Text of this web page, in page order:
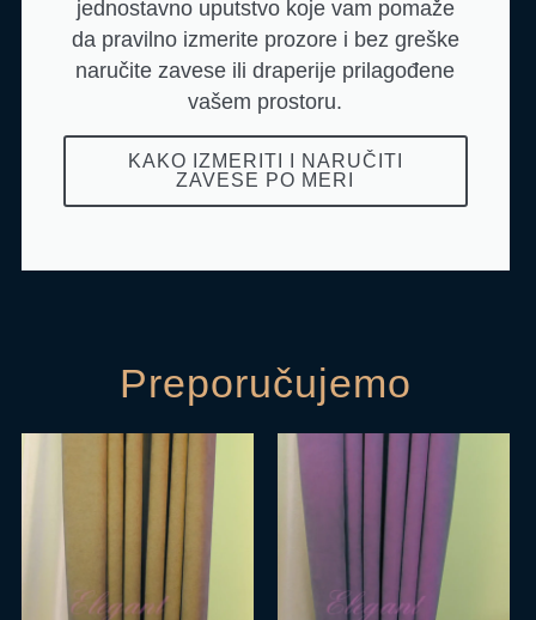
jednostavno uputstvo koje vam pomaže
da pravilno izmerite prozore i bez greške
naručite zavese ili draperije prilagođene
vašem prostoru.
KAKO IZMERITI I NARUČITI
ZAVESE PO MERI
Preporučujemo